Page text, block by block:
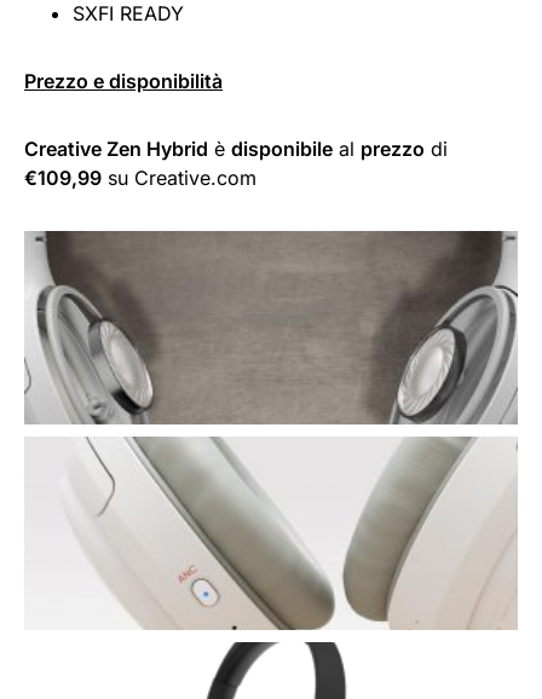
SXFI READY
Prezzo e disponibilità
Creative Zen Hybrid è disponibile al prezzo di
€109,99 su Creative.com